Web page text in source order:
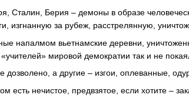
Сталин, Берия – демоны в образе
изгнанную за рубеж, расстрелянную,
напалмом вьетнамские деревни,
«учителей» мировой демократии так и не
дозволено, а другие – изгои, оплеванные,
есть нечистое, предвзятое, если хотите –